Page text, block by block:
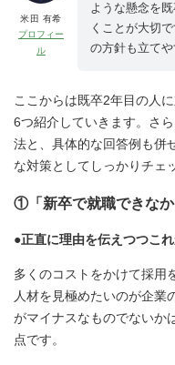
米田 有希
プロフィー
ル
ような懸念を
くことが大切
の方針も立てや
ここからは既卒2年目の人
6つ紹介していきます。さ
法と、具体的な回答例も併
な対策としてしっかりチェ
①「新卒で就職できなか
●正直に理由を伝えつつこ
多くのコストをかけて採用
人材を見極めたいのが企業
がマイナスなものでないか
点です。